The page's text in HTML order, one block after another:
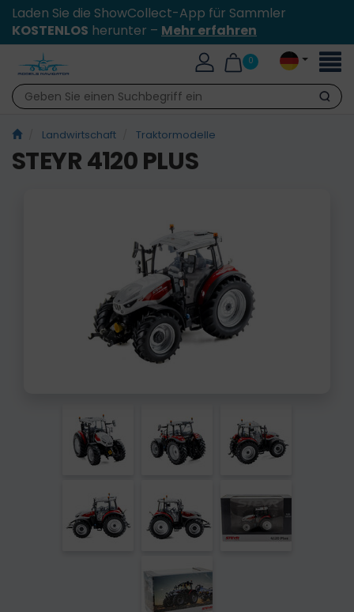
Laden Sie die ShowCollect-App für Sammler
KOSTENLOS herunter – Mehr erfahren
0
Suche
Landwirtschaft Traktormodelle
STEYR 4120 PLUS